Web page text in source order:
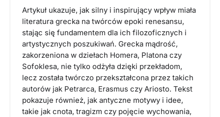
Artykuł ukazuje, jak silny i inspirujący wpływ miała
literatura grecka na twórców epoki renesansu,
stając się fundamentem dla ich filozoficznych i
artystycznych poszukiwań. Grecka mądrość,
zakorzeniona w dziełach Homera, Platona czy
Sofoklesa, nie tylko odżyła dzięki przekładom,
lecz została twórczo przekształcona przez takich
autorów jak Petrarca, Erasmus czy Ariosto. Tekst
pokazuje również, jak antyczne motywy i idee,
takie jak cnota, tragizm czy pojęcie wychowania,